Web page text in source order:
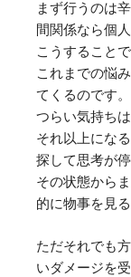
まず行うのは
間関係なら個
こうすること
これまでの悩
てくるのです。
つらい気持ち
それ以上にな
探して思考が
その状態から
的に物事を見
ただそれでも
いダメージを